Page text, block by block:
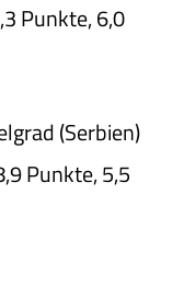
6,0
(Serbien)
5,5